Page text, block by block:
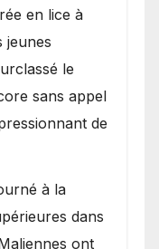
en lice à
jeunes
le
sans appel
de
à la
dans
ont